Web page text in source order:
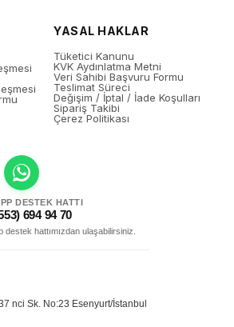
YASAL HAKLAR
Tüketici Kanunu
KVK Aydınlatma Metni
Veri Sahibi Başvuru Formu
Teslimat Süreci
Değişim / İptal / İade Koşulları
Sipariş Takibi
Çerez Politikası
DESTEK HATTI
694 94 70
hattımızdan ulaşabilirsiniz.
nci Sk. No:23 Esenyurt/İstanbul